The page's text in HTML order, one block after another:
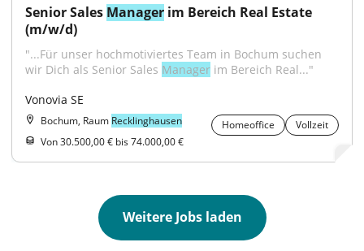
Senior Sales Manager im Bereich Real Estate
(m/w/d)
"...Für unser hochmotiviertes Team in Bochum suchen
wir Dich als Senior Sales Manager im Bereich Real..."
Vonovia SE
Bochum, Raum Recklinghausen Homeoffice
Vollzeit
Von 30.500,00 € bis 74.000,00 €
Weitere Jobs laden